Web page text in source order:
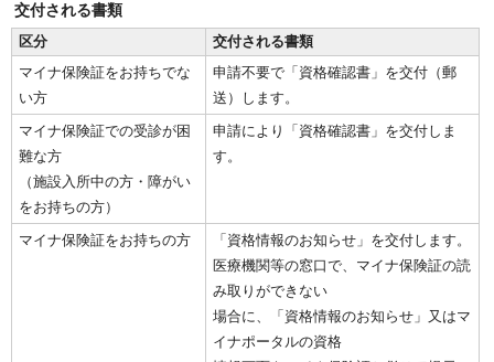
交付される書類
区分
交付される書類
マイナ保険証をお持ちでな
い方
申請不要で「資格確認書」を交付（郵
送）します。
マイナ保険証での受診が困
難な方
（施設入所中の方・障がい
をお持ちの方）
申請により「資格確認書」を交付しま
す。
マイナ保険証をお持ちの方
「資格情報のお知らせ」を交付します。
医療機関等の窓口で、マイナ保険証の読
み取りができない
場合に、「資格情報のお知らせ」又はマ
イナポータルの資格